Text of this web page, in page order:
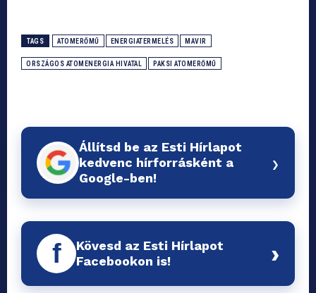
TAGS ATOMERŐMŰ ENERGIATERMELÉS MAVIR
ORSZÁGOS ATOMENERGIA HIVATAL PAKSI ATOMERŐMŰ
Állítsd be az Esti Hírlapot
kedvenc hírforrásként a
Google-ben!
›
f
Kövesd az Esti Hírlapot
Facebookon is!
›